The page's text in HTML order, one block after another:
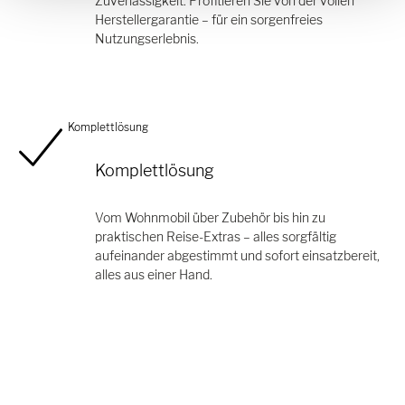
Herstellergarantie – für ein sorgenfreies
Nutzungserlebnis.
Komplettlösung
Komplettlösung
Vom Wohnmobil über Zubehör bis hin zu
praktischen Reise-Extras – alles sorgfältig
aufeinander abgestimmt und sofort einsatzbereit,
alles aus einer Hand.